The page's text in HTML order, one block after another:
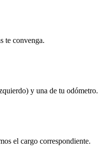
te convenga.
y una de tu odómetro.
el cargo correspondiente.